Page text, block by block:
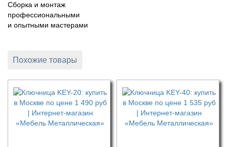
Сборка и монтаж
профессиональными
и опытными мастерами
Похожие товары